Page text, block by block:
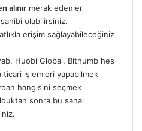
alınır merak edenler
sahibi olabilirsiniz.
erişim sağlayabileceğiniz
Huobi Global, Bithumb hes
ticari işlemleri yapabilmek
hangisini seçmek
sonra bu sanal